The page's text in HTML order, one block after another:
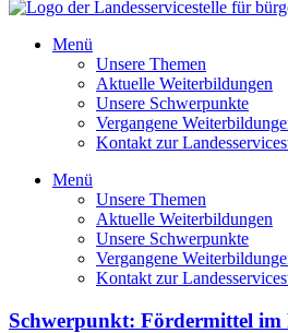
Menü
Unsere Themen
Aktuelle Weiterbildungen
Unsere Schwerpunkte
Vergangene
Kontakt zur
Menü
Unsere Themen
Aktuelle Weiterbildungen
Unsere Schwerpunkte
Vergangene
Kontakt zur
Schwerpunkt: Fördermittel im